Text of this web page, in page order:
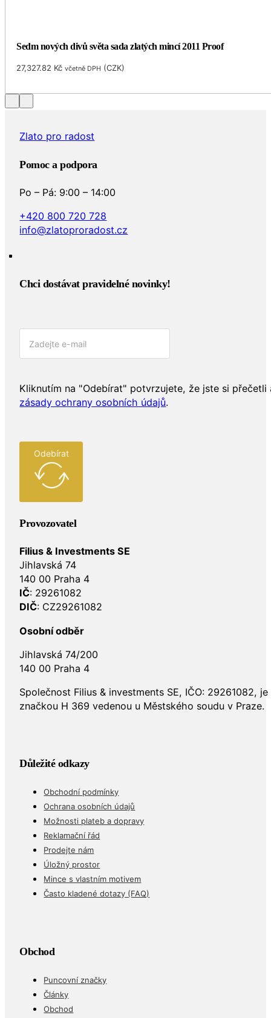
Sedm nových divů světa sada zlatých mincí 2011 Proof
27,327.82 Kč včetně DPH (CZK)
Zlato pro radost
Pomoc a podpora
Po – Pá: 9:00 – 14:00
+420 800 720 728
info@zlatoproradost.cz
Chci dostávat pravidelné novinky!​
Kliknutím na "Odebírat" potvrzujete, že jste si přečetli
zásady ochrany osobních údajů.
Odebírat
Provozovatel
Filius & Investments SE
Jihlavská 74
140 00 Praha 4
IČ: 29261082
DIČ: CZ29261082
Osobní odběr
Jihlavská 74/200
140 00 Praha 4
Společnost Filius & investments SE, IČO: 29261082,
značkou H 369 vedenou u Městského soudu v Praze.
Důležité odkazy
Obchodní podmínky
Ochrana osobních údajů
Možnosti plateb a dopravy
Reklamační řád
Prodejte nám
Úložný prostor
Mince s vlastním motivem
Často kladené dotazy (FAQ)
Obchod
Puncovní značky
Články
Obchod